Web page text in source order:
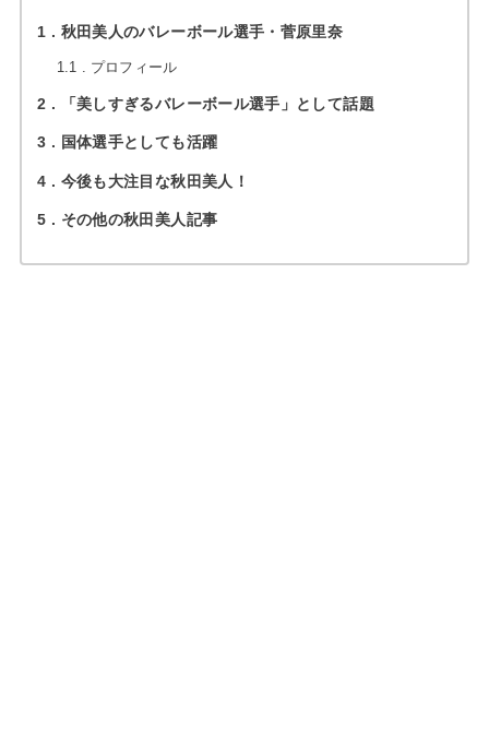
1 秋田美人のバレーボール選手・菅原里奈
1.1 プロフィール
2 「美しすぎるバレーボール選手」として話題
3 国体選手としても活躍
4 今後も大注目な秋田美人！
5 その他の秋田美人記事